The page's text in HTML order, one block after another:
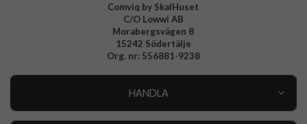
Comviq by SkalHuset
C/O Lowwi AB
Morabergsvägen 8
15242 Södertälje
Org. nr: 556881-9238
HANDLA